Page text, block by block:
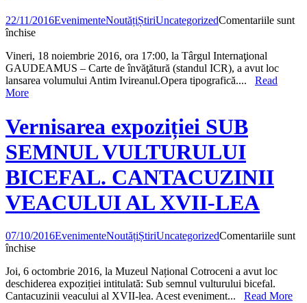
22/11/2016EvenimenteNoutățiȘtiriUncategorizedComentariile sunt
închisepentru
volumului
ANTIM
IVIREANUL.
Vineri, 18 noiembrie 2016, ora 17:00, la Târgul Internaţional
GAUDEAMUS – Carte de învăţătură (standul ICR), a avut loc
lansarea volumului Antim Ivireanul.Opera tipografică.... Read
More
Vernisarea expoziției SUB
SEMNUL VULTURULUI
BICEFAL. CANTACUZINII
VEACULUI AL XVII-LEA
07/10/2016EvenimenteNoutățiȘtiriUncategorizedComentariile sunt
închisepentru
expoziției
SUB
SEMNUL
Joi, 6 octombrie 2016, la Muzeul Național Cotroceni a avut loc
deschiderea expoziției intitulată: Sub semnul vulturului bicefal.
Cantacuzinii veacului al XVII-lea. Acest eveniment... Read More